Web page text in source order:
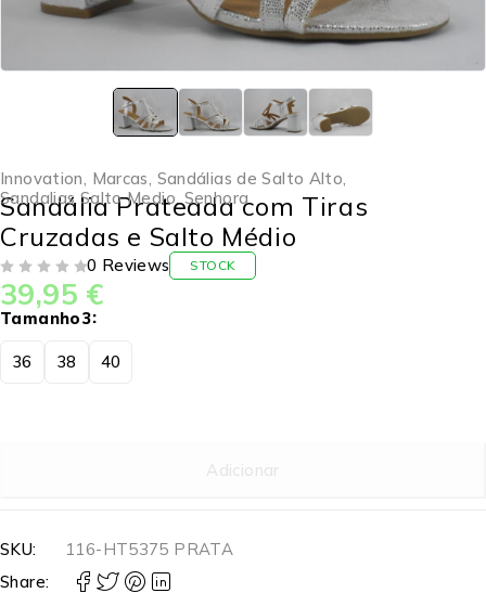
Innovation, Marcas, Sandálias de Salto Alto,
Sandalias Salto Medio,Senhora
Sandália Prateada com Tiras
Cruzadas e Salto Médio
0 Reviews STOCK
39,95 €
Tamanho3
36 38 40
Adicionar
SKU:
116-HT5375 PRATA
Share: